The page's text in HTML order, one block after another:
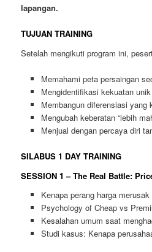
lapangan.
TUJUAN TRAINING
Setelah mengikuti program ini,
Memahami peta persaingan
Mengidentifikasi kekuatan
Membangun diferensiasi yang
Mengubah keberatan “lebih
Menjual dengan percaya diri
SILABUS 1 DAY TRAINING
SESSION 1 – The Real Battle:
Kenapa perang harga
Psychology of Cheap vs
Kesalahan umum saat
Studi kasus: Kenapa